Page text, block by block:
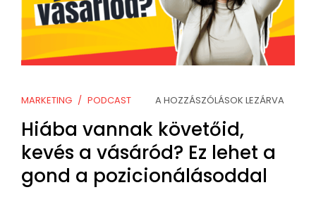
MARKETING PODCAST A HOZZÁSZÓLÁSOK LEZÁRVA
Hiába vannak követőid,
kevés a vásáród? Ez lehet a
gond a pozicionálásoddal